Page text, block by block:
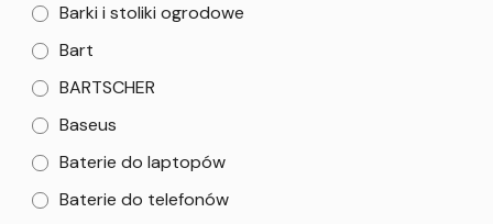
Barki i stoliki ogrodowe
Bart
BARTSCHER
Baseus
Baterie do laptopów
Baterie do telefonów